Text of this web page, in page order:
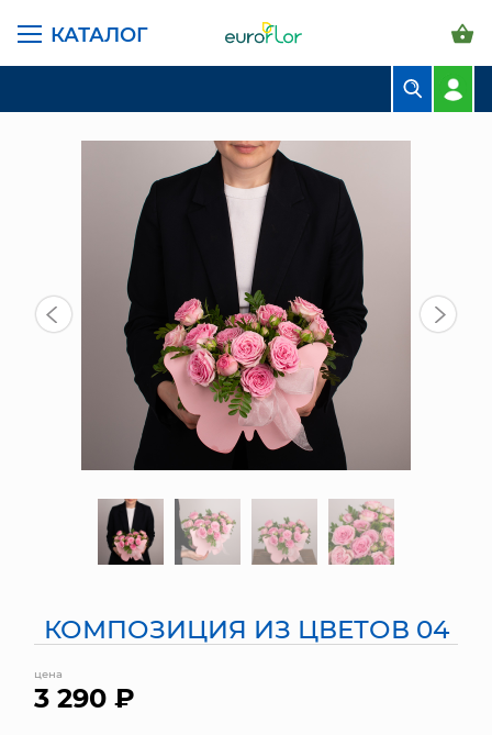
КАТАЛОГ
КОМПОЗИЦИИ
ЦВЕТЫ В ПАЧКАХ
СВАДЕБНАЯ ФЛОРИСТИКА
КОМНАТНЫЕ РАСТЕНИЯ
ГОРШКИ И КАШПО
ГРУНТЫ И УДОБРЕНИЯ
ПРЕДМЕТЫ ИНТЕРЬЕРА
МЯГКИЕ ИГРУШКИ
ЯЩИКИ
ГЛАВНАЯ СТРАНИЦА КАТАЛОГ
КОМПОЗИЦИИ
КОМПОЗИЦИЯ ИЗ ЦВЕТОВ 04
цена
3 290 ₽